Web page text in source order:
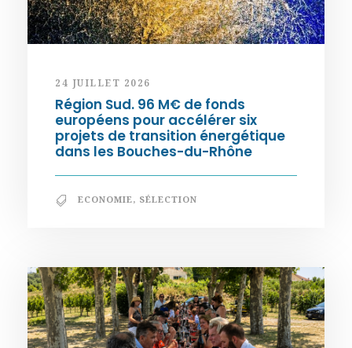
24 JUILLET 2026
Région Sud. 96 M€ de fonds
européens pour accélérer six
projets de transition énergétique
dans les Bouches-du-Rhône
ECONOMIE, SÉLECTION